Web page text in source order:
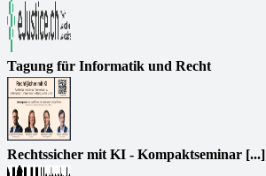
Tagung für Informatik und Recht
Rechtssicher mit KI - Kompaktseminar [...]